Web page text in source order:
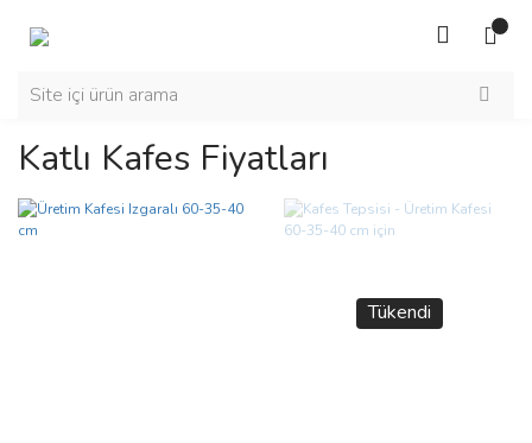
Katlı Kafes Fiyatları
Tükendi